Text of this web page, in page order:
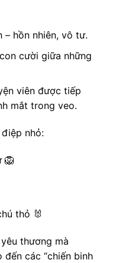
– hồn nhiên, vô tư.
cười giữa những
viên được tiếp
mắt trong veo.
nhỏ:
🦁
thỏ 🐰
thương mà
các “chiến binh